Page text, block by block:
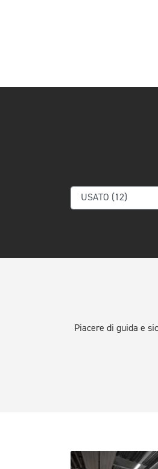
Piacere di guida e